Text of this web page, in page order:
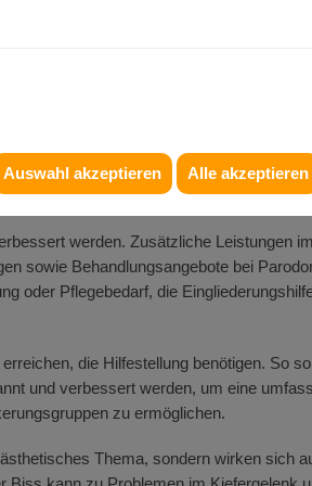
Auswahl akzeptieren Alle akzeptieren
eine durchschnittlich schlechtere
im Mittelpunkt. Es soll
um ihre eigene Zahngesundheit zu
sollen gestärkt sowie
eine intakte Zahn- und
werden. Zusätzliche Leistungen
sowie Behandlungsangebote bei
oder Pflegebedarf, die
die Hilfestellung benötigen. So
und verbessert werden, um eine
zu ermöglichen.
Thema, sondern wirken sich